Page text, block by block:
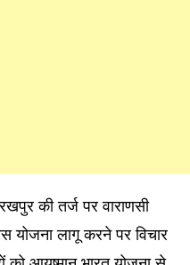
की तर्ज पर वाराणसी
योजना लागू करने पर विचार